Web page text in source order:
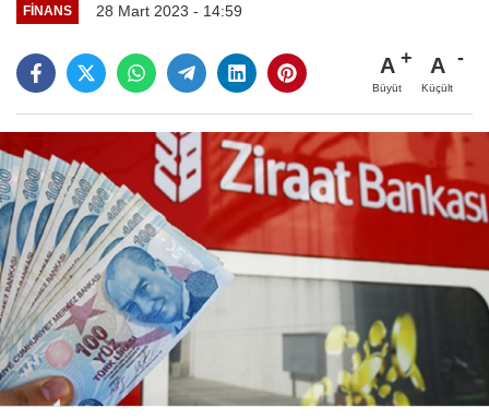
FINANS 28 Mart 2023 - 14:59
A
Büyüt
A
Küçült